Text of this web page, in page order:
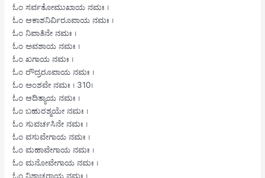
ಓಂ ಸರ್ವತೋಮುಖಾಯ ನಮಃ ।
ಓಂ ಆಕಾಶನಿರ್ವಿರೂಪಾಯ ನಮಃ ।
ಓಂ ನಿಪಾತಿನೇ ನಮಃ ।
ಓಂ ಅವಶಾಯ ನಮಃ ।
ಓಂ ಖಗಾಯ ನಮಃ ।
ಓಂ ರೌದ್ರರೂಪಾಯ ನಮಃ ।
ಓಂ ಅಂಶವೇ ನಮಃ । 310।
ಓಂ ಆದಿತ್ಯಾಯ ನಮಃ ।
ಓಂ ಬಹುರಶ್ಮಯೇ ನಮಃ ।
ಓಂ ಸುವರ್ಚಸಿನೇ ನಮಃ ।
ಓಂ ವಸುವೇಗಾಯ ನಮಃ ।
ಓಂ ಮಹಾವೇಗಾಯ ನಮಃ ।
ಓಂ ಮನೋವೇಗಾಯ ನಮಃ ।
ಓಂ ನಿಶಾಚರಾಯ ನಮಃ ।